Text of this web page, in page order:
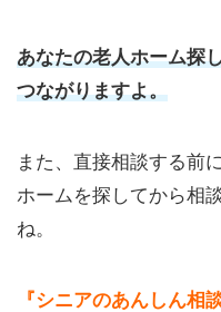
あなたの老人ホーム探
つながりますよ。
また、直接相談する前
ホームを探してから相
ね。
『シニアのあんしん相